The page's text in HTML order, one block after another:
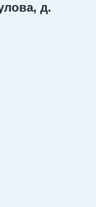
д.